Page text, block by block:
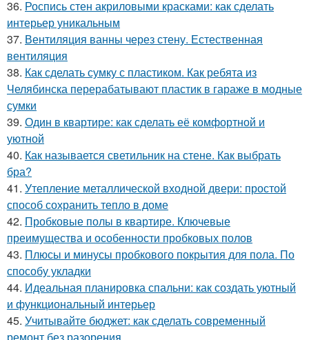
36. Роспись стен акриловыми красками: как сделать
интерьер уникальным
37. Вентиляция ванны через стену. Естественная
вентиляция
38. Как сделать сумку с пластиком. Как ребята из
Челябинска перерабатывают пластик в гараже в модные
сумки
39. Один в квартире: как сделать её комфортной и
уютной
40. Как называется светильник на стене. Как выбрать
бра?
41. Утепление металлической входной двери: простой
способ сохранить тепло в доме
42. Пробковые полы в квартире. Ключевые
преимущества и особенности пробковых полов
43. Плюсы и минусы пробкового покрытия для пола. По
способу укладки
44. Идеальная планировка спальни: как создать уютный
и функциональный интерьер
45. Учитывайте бюджет: как сделать современный
ремонт без разорения